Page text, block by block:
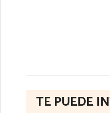
TE PUEDE